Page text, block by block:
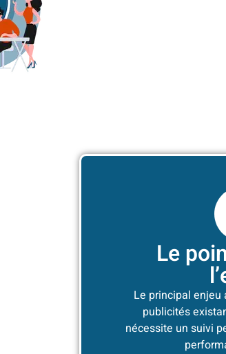
Le
Le principal
publicités
nécessite un suivi